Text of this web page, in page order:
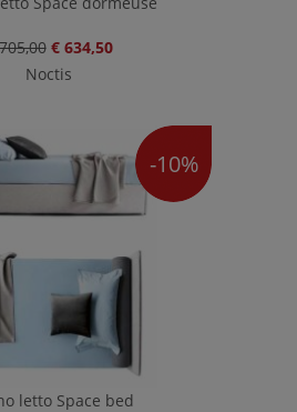
€ 634,50
Noctis
-10%
letto Space bed